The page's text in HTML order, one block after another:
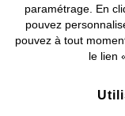
Rideau en
d’entretien (2
à partir deCHF
paramétrage. En
pouvez
pouvez à tout
le lien